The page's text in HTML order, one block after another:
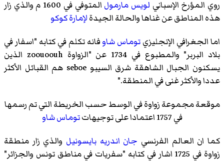
روي المؤرخ الإسباني لويس مارمول
المتوفي في 1600 م والذي زار
هذه المناطق عن غناها والحالة الجيدةلإمارة كوكو
اما الجغرافي الإنجليزيتوماس شاوفانه تكلم في كتابه "اسفار في
بلاد البربر" والمطبوع في 1734 عن "الزواوة zoouoouh الذين
يسكنون الجبال الشاهقة شرق السيبو seboe هم القبائل الأكثر
عددا والأكثر غنى في المنطقة."
موقعة مجموعة زواوة في الوسط حسب الخريطة التي تم رسمها
في 1757 اعتمادا على توجيهات
توماس شاو
كما ان العالم الفرنسي جان اندريه بايسونيل والذي زار منطقة
زواوة في 1725 اشار في كتابه "سفريات في مناطق تونس والجزائر"